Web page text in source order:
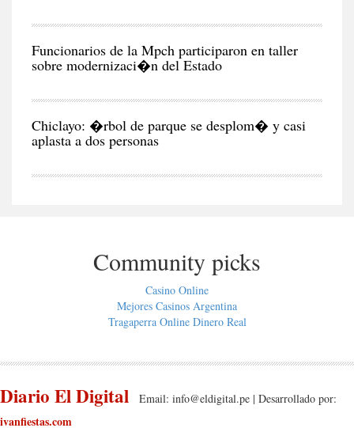
Funcionarios de la Mpch participaron en taller
sobre modernizaci�n del Estado
Chiclayo: �rbol de parque se desplom� y casi
aplasta a dos personas
Community picks
Casino Online
Mejores Casinos Argentina
Tragaperra Online Dinero Real
Diario El Digital Email: info@eldigital.pe | Desarrollado por:
ivanfiestas.com